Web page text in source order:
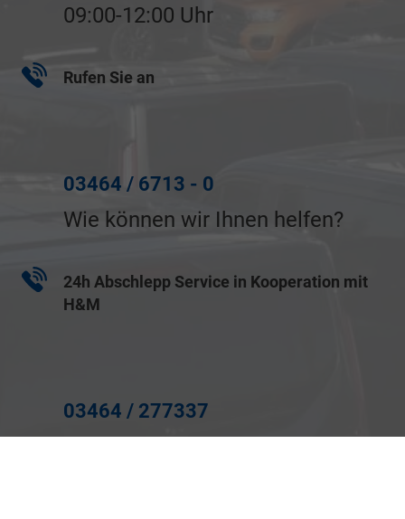
09:00-12:00 Uhr
Rufen Sie an
03464 / 6713 - 0
Wie können wir Ihnen helfen?
24h Abschlepp Service in Kooperation mit
H&M
03464 / 277337